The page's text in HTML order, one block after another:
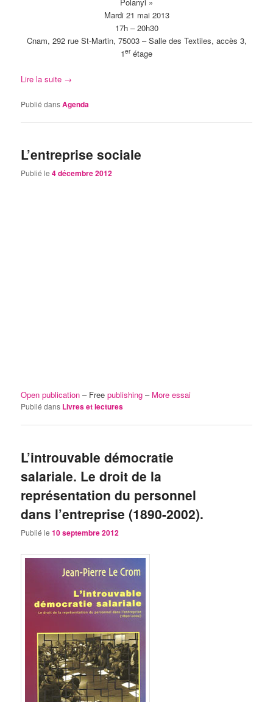
Mardi 21 mai 2013
17h – 20h30
Cnam, 292 rue St-Martin, 75003 – Salle des Textiles, accès 3,
1erétage
Lire la suite →
Publié dansAgenda
L’entreprise sociale
Publié le4 décembre 2012
Open publication – Freepublishing – More essai
Publié dans Livres et lectures
L’introuvable démocratie
salariale. Le droit de la
représentation du personnel
dans l’entreprise (1890-2002).
Publié le10 septembre 2012